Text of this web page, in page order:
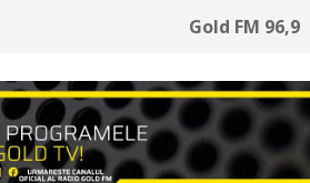
Gold FM 96,9